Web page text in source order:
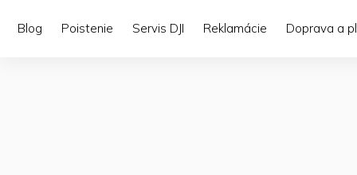
Blog Poistenie Servis DJI Reklamácie Doprava a